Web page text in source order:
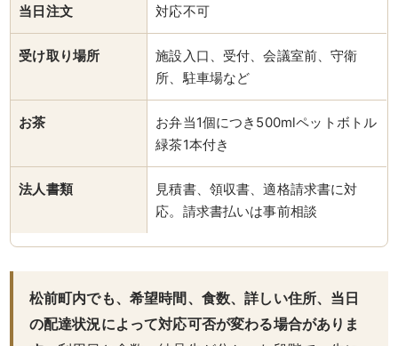
ス
タ
ロ
リ
当日注文 対応不可
受け取り場所
施設入口、受付、会議室前、守衛
所、駐車場など
お茶
お弁当1個につき500mlペットボトル
緑茶1本付き
法人書類
見積書、領収書、適格請求書に対
応。請求書払いは事前相談
松前町内でも、希望時間、食数、詳しい住所、当日
の配達状況によって対応可否が変わる場合がありま